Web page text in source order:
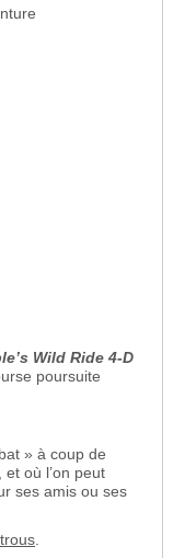
Wild Ride 4-D
poursuite
» à coup de
où l’on peut
ses amis ou ses